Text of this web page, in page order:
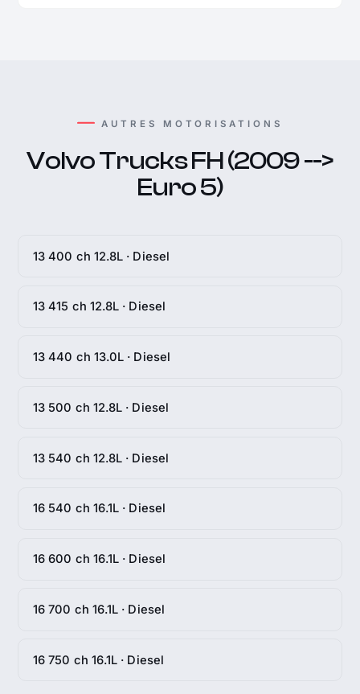
AUTRES MOTORISATIONS
Volvo Trucks FH (2009 -->
Euro 5)
13 400 ch 12.8L · Diesel
13 415 ch 12.8L · Diesel
13 440 ch 13.0L · Diesel
13 500 ch 12.8L · Diesel
13 540 ch 12.8L · Diesel
16 540 ch 16.1L · Diesel
16 600 ch 16.1L · Diesel
16 700 ch 16.1L · Diesel
16 750 ch 16.1L · Diesel